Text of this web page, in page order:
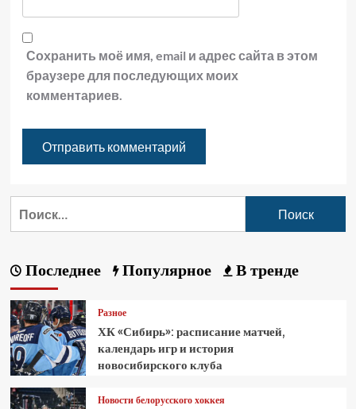
Сохранить моё имя, email и адрес сайта в этом
браузере для последующих моих
комментариев.
Последнее Популярное В тренде
Разное
ХК «Сибирь»: расписание матчей,
календарь игр и история
новосибирского клуба
Новости белорусского хоккея